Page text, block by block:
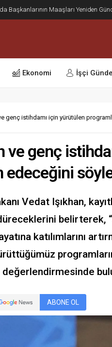
Ocak ve Temmuz Zam Dönemi
Kesinleşti
Ekonomi İşçi
genç istihdamı için yürütülen
ve genç
edeceğini
Vedat Işıkhan,
belirterek,
katılımlarını
ABONE OL